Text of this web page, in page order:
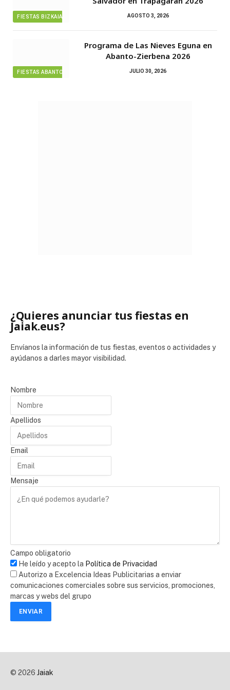
FIESTAS BIZKAIA AGOSTO 3, 2026
FIESTAS ABANTO ZIERBENA
Programa de Las Nieves Eguna en
Abanto-Zierbena 2026
JULIO 30, 2026
¿Quieres anunciar tus fiestas en
Jaiak.eus?
Envíanos la información de tus fiestas, eventos o actividades y
ayúdanos a darles mayor visibilidad.
Nombre
Apellidos
Email
Mensaje
Campo obligatorio
He leído y acepto la Política de Privacidad
Autorizo a Excelencia Ideas Publicitarias a enviar
comunicaciones comerciales sobre sus servicios, promociones,
marcas y webs del grupo
ENVIAR
© 2026 Jaiak